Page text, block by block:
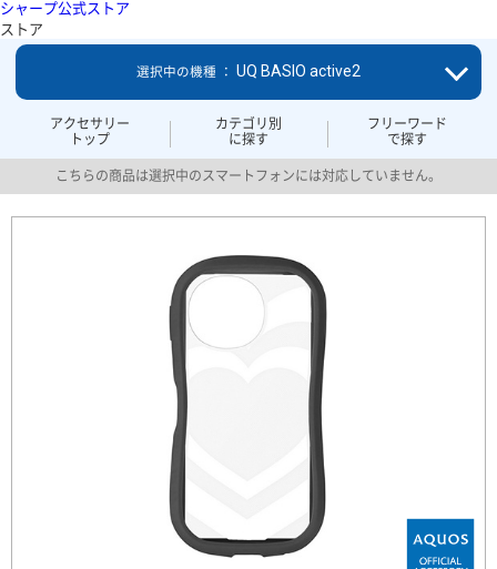
シャープ公式ストア
ストア
アクセサリー
トップ
カテゴリ別
に探す
フリーワード
で探す
選択中の機種 ： UQ BASIO active2
こちらの商品は選択中のスマートフォンには対応していません。